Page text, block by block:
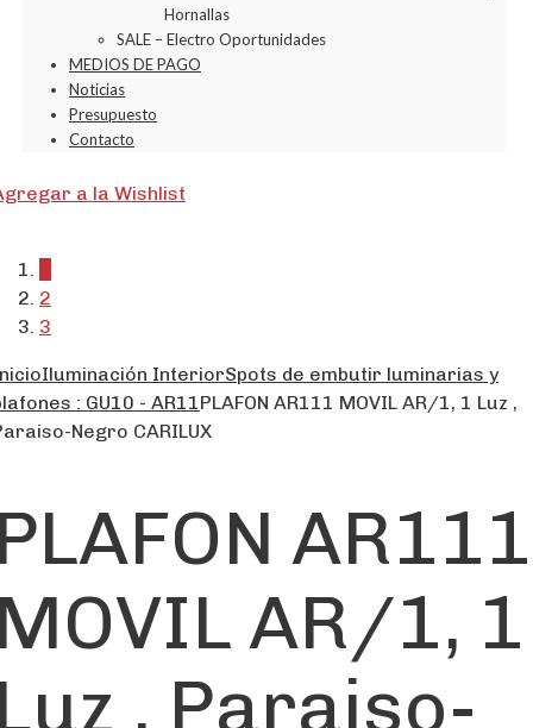
Hornallas
SALE – Electro Oportunidades
MEDIOS DE PAGO
Noticias
Presupuesto
Contacto
a la Wishlist
2
3
Iluminación InteriorSpots de embutir luminarias y
: GU10 - AR11PLAFON AR111 MOVIL AR/1, 1 Luz ,
Negro CARILUX
AR111
AR/1, 1
, Paraiso-